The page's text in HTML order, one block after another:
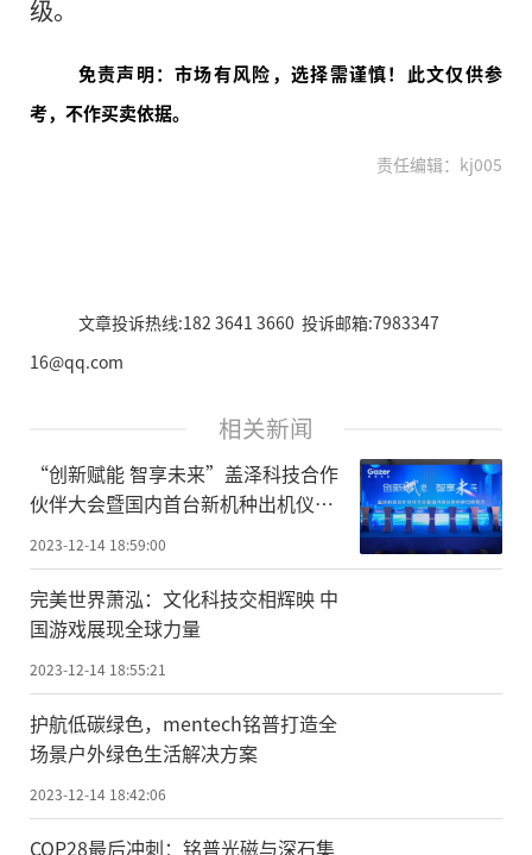
级。
免责声明：市场有风险，选择需谨慎！此文仅供参
考，不作买卖依据。
责任编辑：kj005
文章投诉热线:182 3641 3660 投诉邮箱:7983347
16@qq.com
相关新闻
“创新赋能 智享未来”盖泽科技合作
伙伴大会暨国内首台新机种出机仪式
举行
2023-12-14 18:59:00
完美世界萧泓：文化科技交相辉映 中
国游戏展现全球力量
2023-12-14 18:55:21
护航低碳绿色，mentech铭普打造全
场景户外绿色生活解决方案
2023-12-14 18:42:06
COP28最后冲刺：铭普光磁与深石集